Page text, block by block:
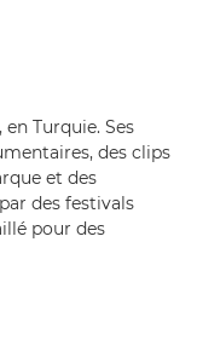
Turquie. Ses
des clips
et des
des festivals
pour des